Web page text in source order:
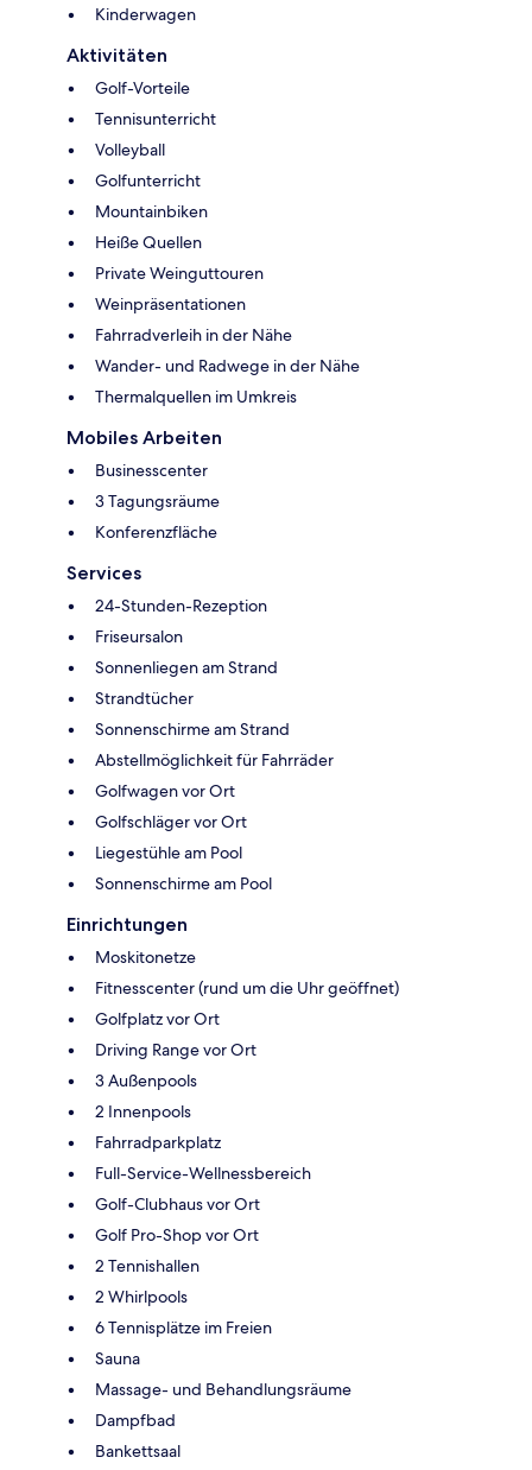
Kinderwagen
Aktivitäten
Golf-Vorteile
Tennisunterricht
Volleyball
Golfunterricht
Mountainbiken
Heiße Quellen
Private Weinguttouren
Weinpräsentationen
Fahrradverleih in der Nähe
Wander- und Radwege in der Nähe
Thermalquellen im Umkreis
Mobiles Arbeiten
Businesscenter
3 Tagungsräume
Konferenzfläche
Services
24-Stunden-Rezeption
Friseursalon
Sonnenliegen am Strand
Strandtücher
Sonnenschirme am Strand
Abstellmöglichkeit für Fahrräder
Golfwagen vor Ort
Golfschläger vor Ort
Liegestühle am Pool
Sonnenschirme am Pool
Einrichtungen
Moskitonetze
Fitnesscenter (rund um die Uhr geöffnet)
Golfplatz vor Ort
Driving Range vor Ort
3 Außenpools
2 Innenpools
Fahrradparkplatz
Full-Service-Wellnessbereich
Golf-Clubhaus vor Ort
Golf Pro-Shop vor Ort
2 Tennishallen
2 Whirlpools
6 Tennisplätze im Freien
Sauna
Massage- und Behandlungsräume
Dampfbad
Bankettsaal